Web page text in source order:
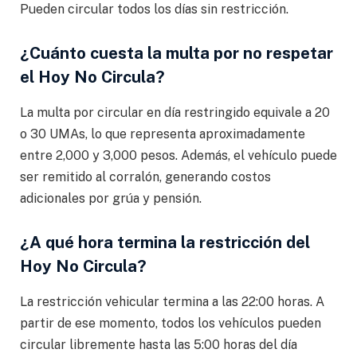
Pueden circular todos los días sin restricción.
¿Cuánto cuesta la multa por no respetar
el Hoy No Circula?
La multa por circular en día restringido equivale a 20
o 30 UMAs, lo que representa aproximadamente
entre 2,000 y 3,000 pesos. Además, el vehículo puede
ser remitido al corralón, generando costos
adicionales por grúa y pensión.
¿A qué hora termina la restricción del
Hoy No Circula?
La restricción vehicular termina a las 22:00 horas. A
partir de ese momento, todos los vehículos pueden
circular libremente hasta las 5:00 horas del día